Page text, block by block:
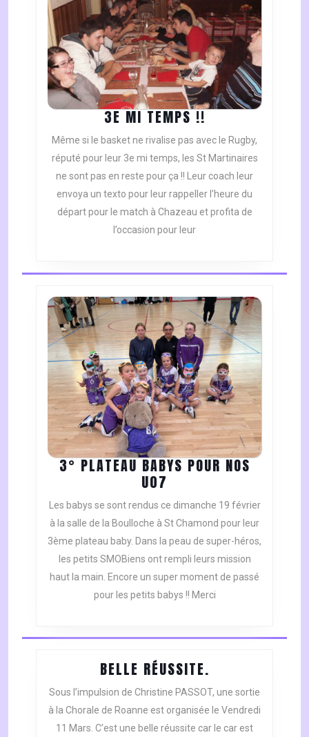
3E MI TEMPS !!3E
MI
TEMPS
!!
Même si le basket ne rivalise pas avec le Rugby,
réputé pour leur 3e mi temps, les St Martinaires
ne sont pas en reste pour ça !! Leur coach leur
envoya un texto pour leur rappeller l’heure du
départ pour le match à Chazeau et profita de
l’occasion pour leur
3° PLATEAU BABYS POUR NOS
U07
PLATEAU
BABYS
POUR
NOS
U07
Les babys se sont rendus ce dimanche 19 février
à la salle de la Boulloche à St Chamond pour leur
3ème plateau baby. Dans la peau de super-héros,
les petits SMOBiens ont rempli leurs mission
haut la main. Encore un super moment de passé
pour les petits babys !! Merci
BELLE RÉUSSITE.
RÉUSSITE.
Sous l’impulsion de Christine PASSOT, une sortie
à la Chorale de Roanne est organisée le Vendredi
11 Mars. C’est une belle réussite car le car est